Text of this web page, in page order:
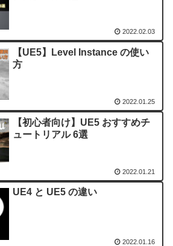
2022.02.03
【UE5】Level Instance の使い
方
2022.01.25
【初心者向け】UE5 おすすめチ
ュートリアル 6選
2022.01.21
UE4 と UE5 の違い
2022.01.16